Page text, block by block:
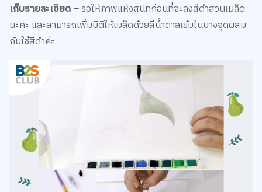
เก็บรายละเอียด –รอให้ภาพแห้งสนิทก่อนที่จะลงสีดำส่วนเมล็ด
นะคะ และสามารถเพิ่มมิติให้เมล็ดด้วยสีน้ำตาลเข้มในบางจุดผสม
กับใช้สีดำค่ะ